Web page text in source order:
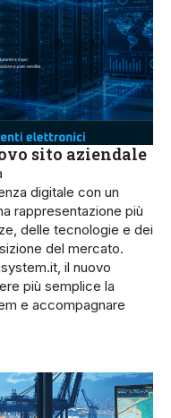
sito aziendale
digitale con un
rappresentazione più
delle tecnologie e dei
del mercato.
il nuovo
più semplice la
e accompagnare